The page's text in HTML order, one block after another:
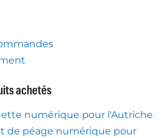
achetés
numérique pour l'Autriche
de péage numérique pour